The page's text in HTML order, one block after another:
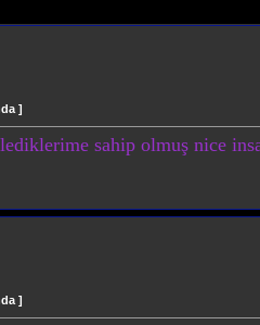
]
sahip olmuş nice
]